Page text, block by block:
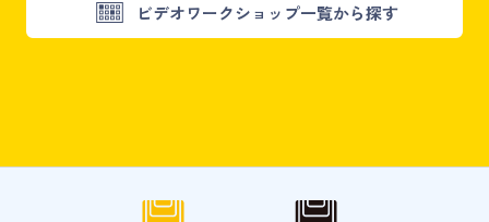
ビデオワークショップ一覧から探す